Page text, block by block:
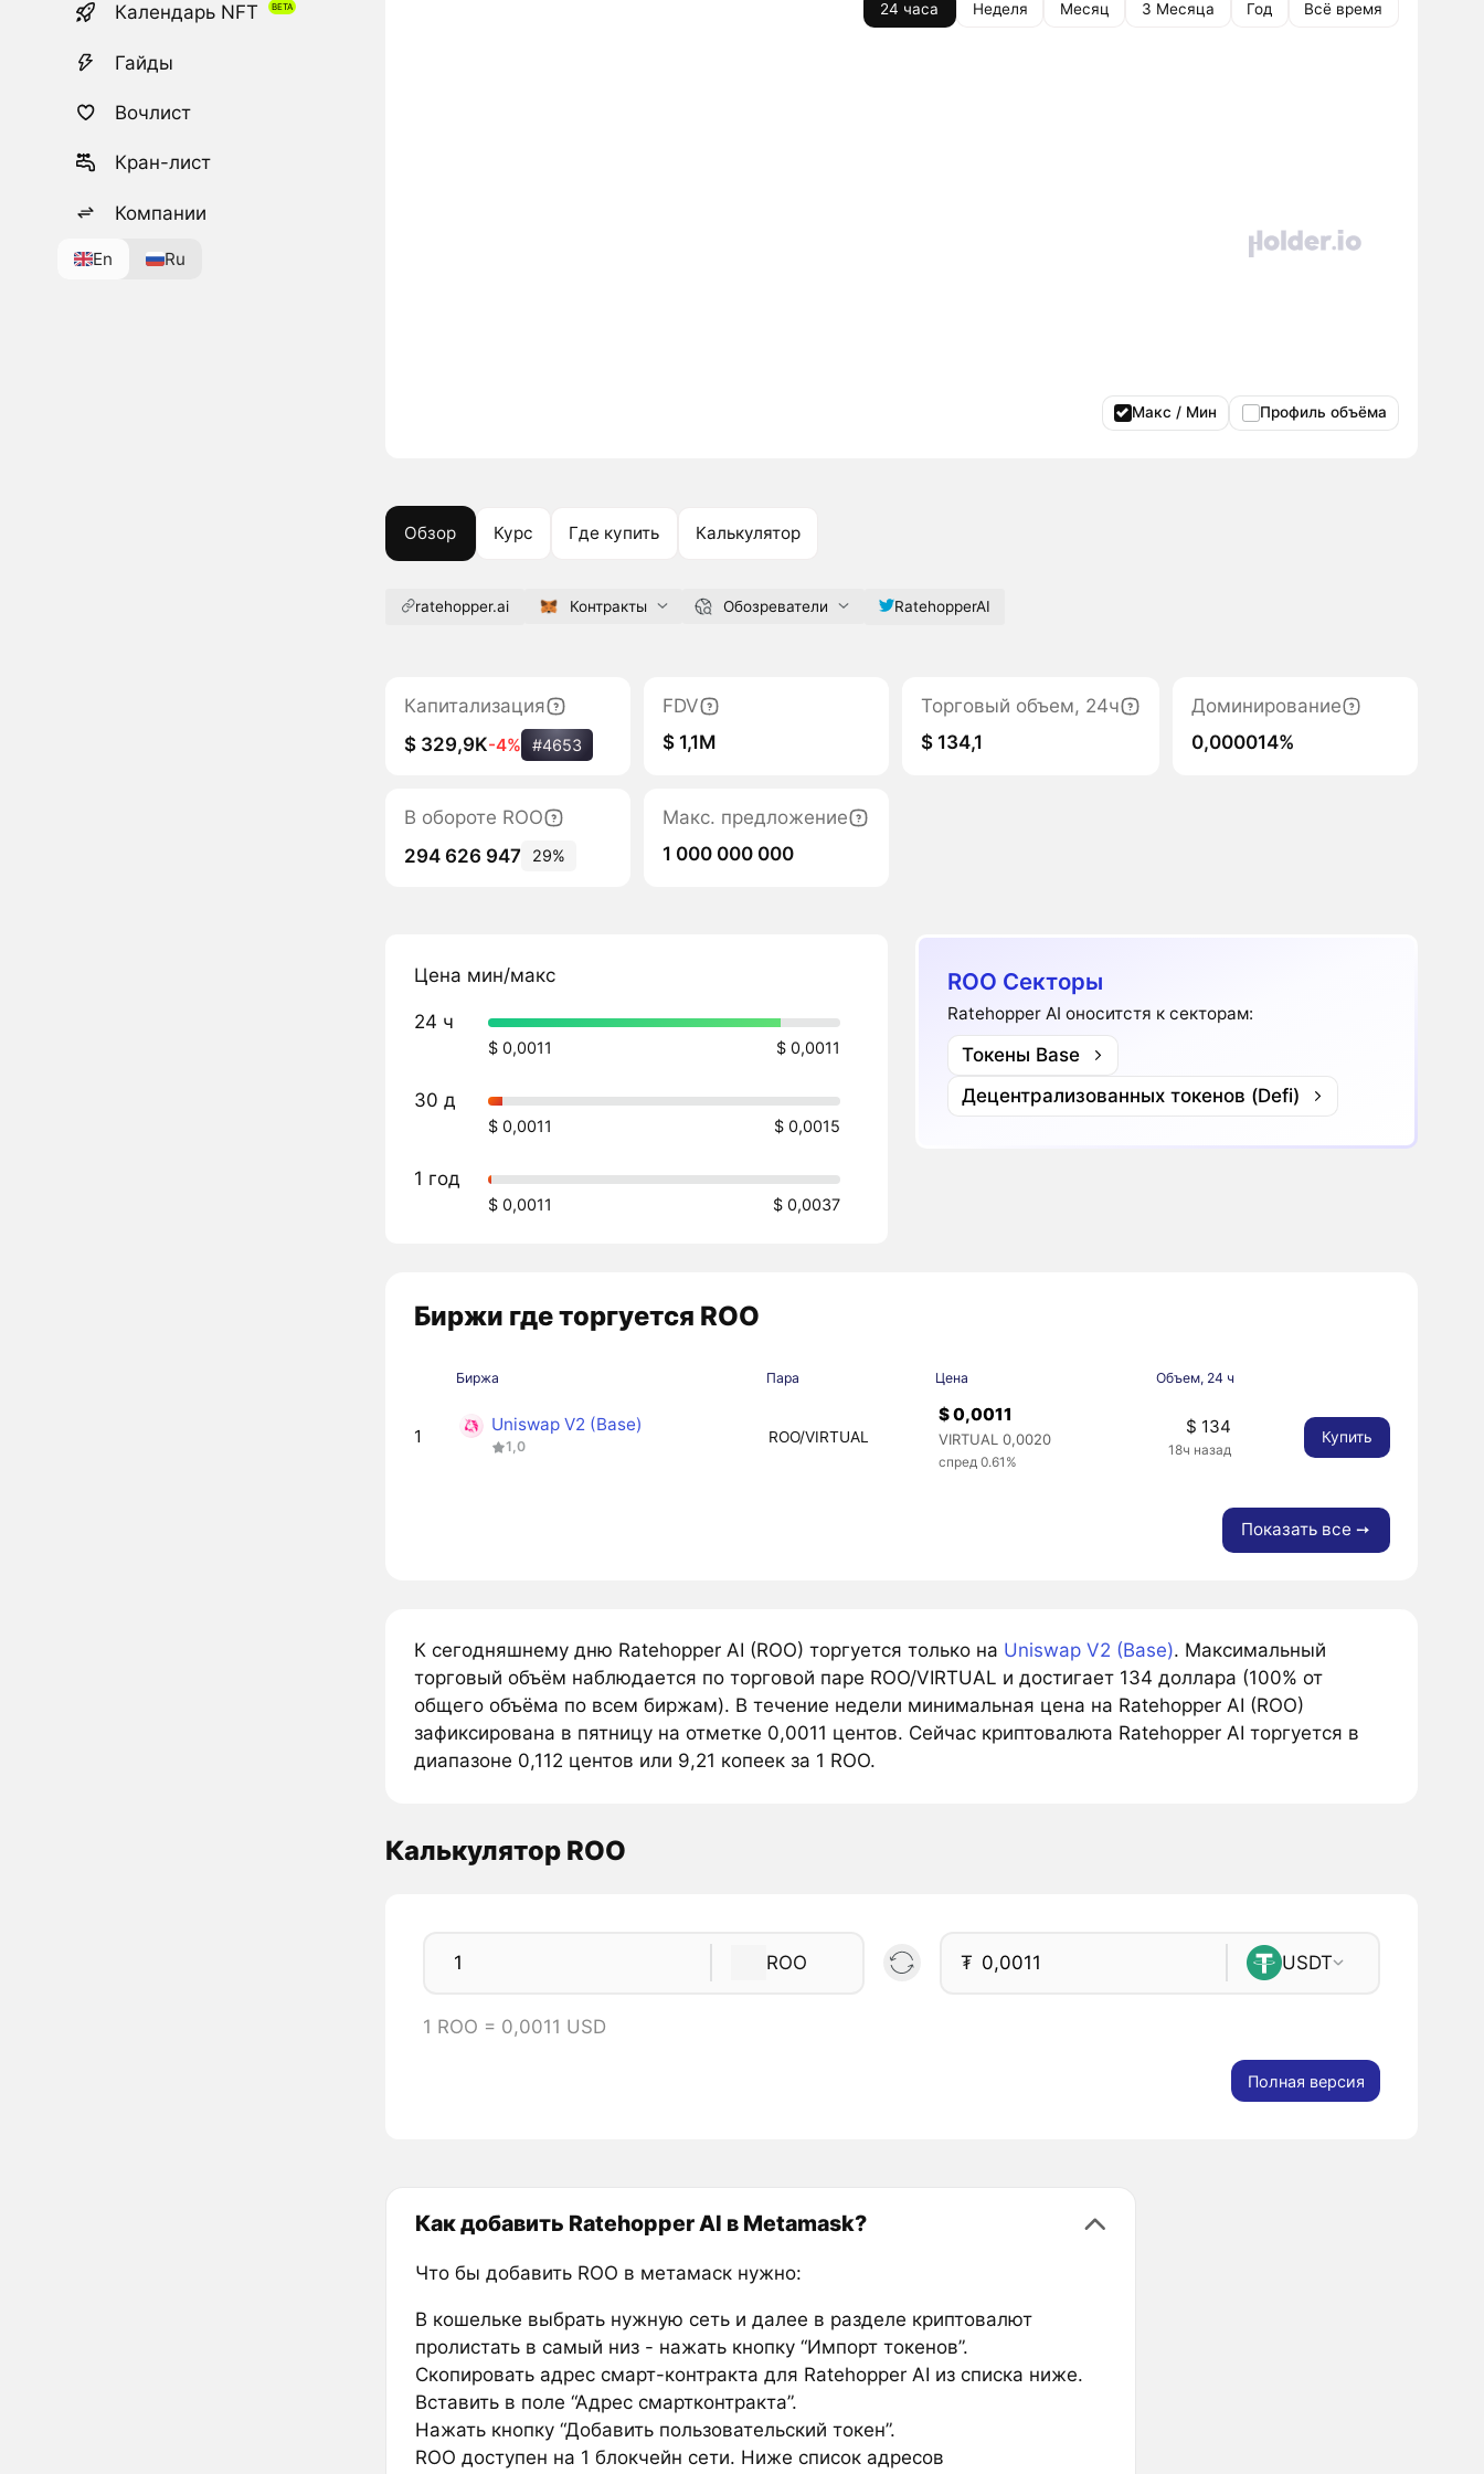
Календарь NFT
Гайды
Вочлист
Кран-лист
Компании
En Ru
24 часа Неделя Месяц 3 Месяца Год Всё время
Макс / Мин Профиль объёма
Обзор Курс Где купить Калькулятор
ratehopper.ai Контракты Обозреватели RatehopperAI
Капитализация
$ 329,9K-4% #4653
FDV
$ 1,1M
Торговый объем, 24ч
$ 134,1
Доминирование
0,000014%
В обороте ROO
294 626 947
29%
Макс. предложение
1 000 000 000
Цена мин/макс
24 ч
$ 0,0011 $ 0,0011
30 д
$ 0,0011 $ 0,0015
1 год
$ 0,0011 $ 0,0037
ROO Секторы
Ratehopper AI оноситстя к секторам:
Токены Base
Децентрализованных токенов (Defi)
Биржи где торгуется ROO
Биржа Пара Цена Объем, 24 ч
1
Uniswap V2 (Base)
1,0
ROO/VIRTUAL
$ 0,0011
VIRTUAL 0,0020
спред 0.61%
$ 134
18ч назад
Купить
Показать все ➙
К сегодняшнему дню Ratehopper AI (ROO) торгуется только на Uniswap V2 (Base). Максимальный
торговый объём наблюдается по торговой паре ROO/VIRTUAL и достигает 134 доллара (100% от
общего объёма по всем биржам). В течение недели минимальная цена на Ratehopper AI (ROO)
зафиксирована в пятницу на отметке 0,0011 центов. Сейчас криптовалюта Ratehopper AI торгуется в
диапазоне 0,112 центов или 9,21 копеек за 1 ROO.
Калькулятор ROO
ROO ₮ USDT
1 ROO = 0,0011 USD
Полная версия
Как добавить Ratehopper AI в Metamask?
Что бы добавить ROO в метамаск нужно:
В кошельке выбрать нужную сеть и далее в разделе криптовалют
пролистать в самый низ - нажать кнопку “Импорт токенов”.
Скопировать адрес смарт-контракта для Ratehopper AI из списка ниже.
Вставить в поле “Адрес смартконтракта”.
Нажать кнопку “Добавить пользовательский токен”.
ROO доступен на 1 блокчейн сети. Ниже список адресов